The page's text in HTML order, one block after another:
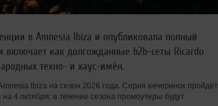
в Amnesia Ibiza и опубликовала полный
включает как долгожданные b2b-сеты Ricardo
техно- и хаус-имён.
Ibiza на сезон 2026 года. Серия вечеринок пройдёт
4 октября; в течение сезона промоутеры будут